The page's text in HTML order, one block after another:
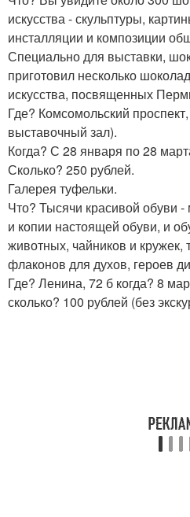
искусства - скульптуры,
инсталляции и композиции
Специально для выставки,
приготовил несколько
искусства, посвященных
Где? Комсомольский
выставочный зал).
Когда? С 28 января по 28
Сколько? 250 рублей.
Галерея туфельки.
Что? Тысячи красивой обуви
и копии настоящей обуви, и
животных, чайников и кружек,
флаконов для духов, героев
Где? Ленина, 72 б когда? 8
сколько? 100 рублей (без